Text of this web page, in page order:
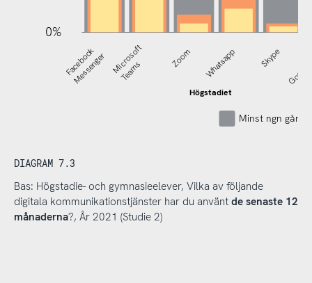
0%
Högstadiet
Facebook
Messenger Microsoft
Teams
Zoom Whatsapp Skype
Minst ngn gång
DIAGRAM 7.3
Bas: Högstadie- och gymnasieelever, Vilka av följande
digitala kommunikationstjänster har du använt de senaste 12
månaderna?, År 2021 (Studie 2)